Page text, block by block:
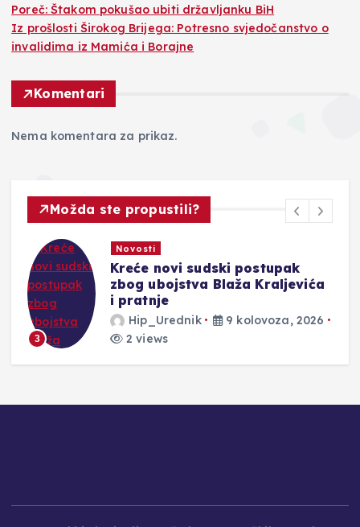
Poreč: Štakom pokušao ubiti državljanku BiH
Iz prošlosti Širokog Brijega: Potresno svjedočanstvo o
invalidima iz Mamića i Borajne
Komentari
Nema komentara za prikaz.
Možda ste propustili?
3
Novosti
Kreće novi sudski postupak
zbog ubojstva Blaža Kraljevića
i pratnje
Hip_Urednik
9 kolovoza, 2026
2 views